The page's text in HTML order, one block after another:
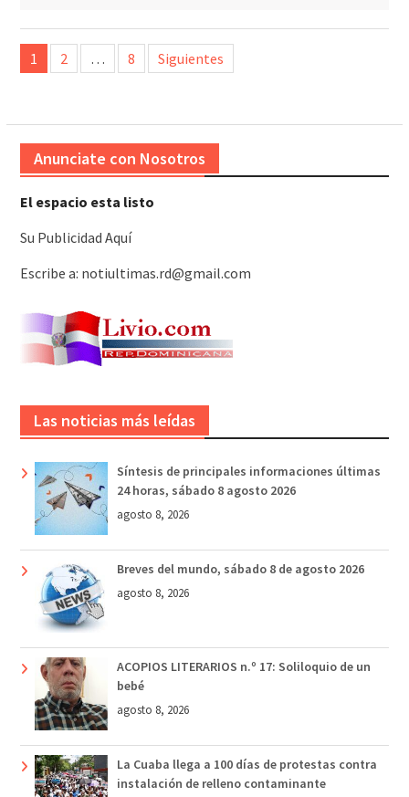
Paginación
de
1 2 … 8 Siguientes
Anunciate con Nosotros
El espacio esta listo
Su Publicidad Aquí
Escribe a: notiultimas.rd@gmail.com
Las noticias más leídas
Síntesis de principales informaciones últimas
24 horas, sábado 8 agosto 2026
agosto 8, 2026
Breves del mundo, sábado 8 de agosto 2026
agosto 8, 2026
ACOPIOS LITERARIOS n.º 17: Soliloquio de un
bebé
agosto 8, 2026
La Cuaba llega a 100 días de protestas contra
instalación de relleno contaminante